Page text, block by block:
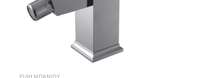
ΕΙΔΗ ΜΠΑΝΙΟΥ